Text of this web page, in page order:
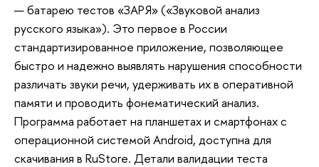
— батарею тестов «ЗАРЯ» («Звуковой анализ
русского языка»). Это первое в России
стандартизированное приложение, позволяющее
быстро и надежно выявлять нарушения способности
различать звуки речи, удерживать их в оперативной
памяти и проводить фонематический анализ.
Программа работает на планшетах и смартфонах с
операционной системой Android, доступна для
скачивания в RuStore. Детали валидации теста